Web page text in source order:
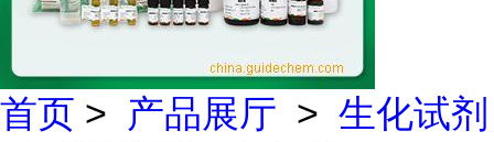
首页 > 产品展厅 > 生化试剂